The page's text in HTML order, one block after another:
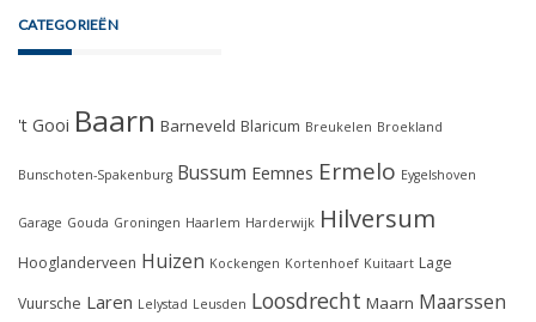
CATEGORIEËN
't Gooi Baarn Barneveld Blaricum Breukelen Broekland
Bunschoten-Spakenburg Bussum Eemnes Ermelo Eygelshoven
Garage Gouda Groningen Haarlem Harderwijk Hilversum
Hooglanderveen Huizen Kockengen Kortenhoef Kuitaart Lage
Vuursche Laren Lelystad Leusden Loosdrecht Maarn Maarssen